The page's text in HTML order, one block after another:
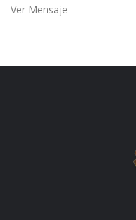
Ver Mensaje